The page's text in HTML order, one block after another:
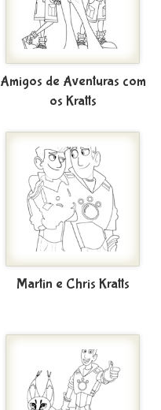
Amigos de Aventuras com
os Kratts
Martin e Chris Kratts